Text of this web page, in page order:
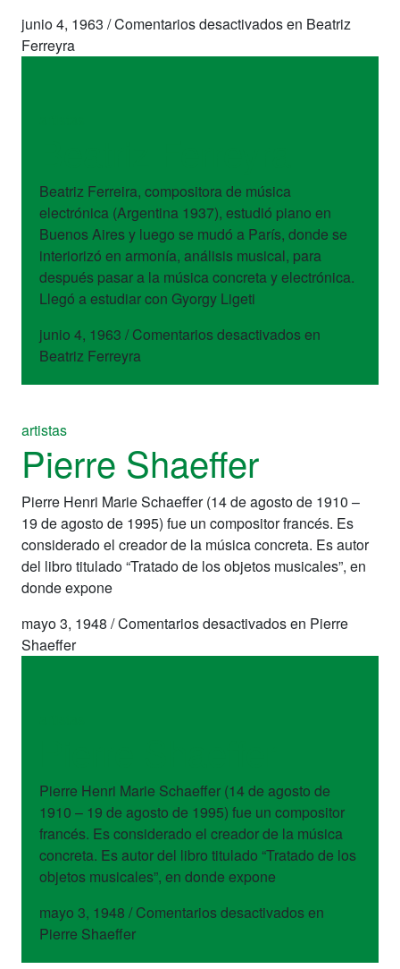
junio 4, 1963 /Comentarios desactivadosen Beatriz
Ferreyra
Beatriz Ferreira, compositora de música
electrónica (Argentina 1937), estudió piano en
Buenos Aires y luego se mudó a París, donde se
interiorizó en armonía, análisis musical, para
después pasar a la música concreta y electrónica.
Llegó a estudiar con Gyorgy Ligeti
junio 4, 1963 / Comentarios desactivadosen
Beatriz Ferreyra
artistas
Pierre Shaeffer
Pierre Henri Marie Schaeffer (14 de agosto de 1910 –
19 de agosto de 1995) fue un compositor francés. Es
considerado el creador de la música concreta. Es autor
del libro titulado “Tratado de los objetos musicales”, en
donde expone
mayo 3, 1948 /Comentarios desactivadosen Pierre
Shaeffer
Pierre Henri Marie Schaeffer (14 de agosto de
1910 – 19 de agosto de 1995) fue un compositor
francés. Es considerado el creador de la música
concreta. Es autor del libro titulado “Tratado de los
objetos musicales”, en donde expone
mayo 3, 1948 / Comentarios desactivadosen
Pierre Shaeffer